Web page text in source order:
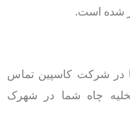
شده است.
ما در شرکت کاسپین تماس
چاه شما در شهرک